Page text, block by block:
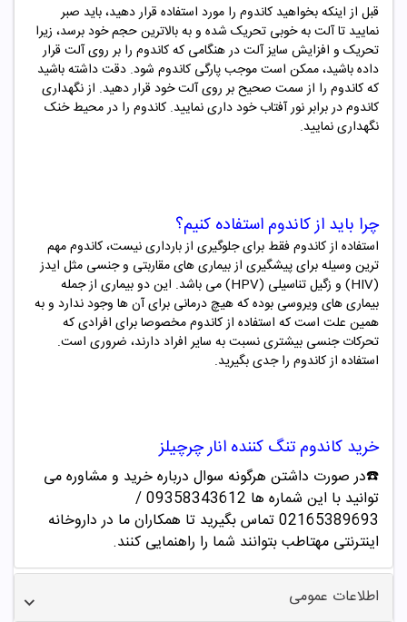
قبل از اینکه بخواهید کاندوم را مورد استفاده قرار دهید، باید صبر
نمایید تا آلت به خوبی تحریک شده و به بالاترین حجم خود برسد، زیرا
تحریک و افزایش سایز آلت در هنگامی که کاندوم را بر روی آلت قرار
داده باشید، ممکن است موجب پارگی کاندوم شود. دقت داشته باشید
که کاندوم را از سمت صحیح بر روی آلت خود قرار دهید. از نگهداری
کاندوم در برابر نور آفتاب خود داری نمایید. کاندوم را در محیط خنک
نگهداری نمایید.
چرا باید ازکاندوم استفاده کنیم؟
استفاده از کاندوم فقط برای جلوگیری از بارداری نیست، کاندوم مهم
ترین وسیله برای پیشگیری از بیماری های مقاربتی و جنسی مثل ایدز
(HIV) و زگیل تناسیلی (HPV) می باشد. این دو بیماری از جمله
بیماری های ویروسی بوده که هیچ درمانی برای آن ها وجود ندارد و به
همین علت است که استفاده از کاندوم مخصوصا برای افرادی که
تحرکات جنسی بیشتری نسبت به سایر افراد دارند، ضروری است.
استفاده از کاندوم را جدی بگیرید.
خرید کاندوم تنگ کننده انار چرچیلز
☎️در صورت داشتن هرگونه سوال درباره خرید و مشاوره می
توانید با این شماره ها 09358343612 /
02165389693تماس بگیرید تا همکاران ما در داروخانه
اینترنتی مهتاطب بتوانند شما را راهنمایی کنند.
اطلاعات عمومی